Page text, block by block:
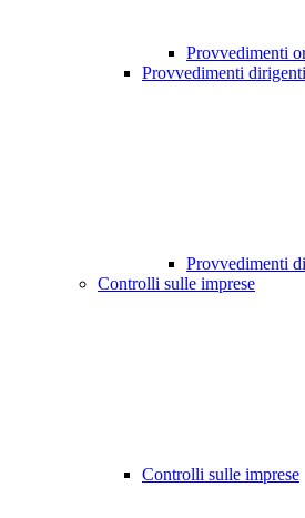
Provvedimenti
Provvedimenti
Provvedimenti
Controlli sulle imprese
Controlli sulle imprese